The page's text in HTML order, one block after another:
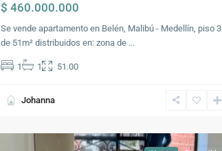
$ 460.000.000
Se vende apartamento en Belén, Malibú - Medellín, piso 3
de 51m² distribuidos en: zona de ...
1 1 51.00
Johanna
Comuna
16
Belén,